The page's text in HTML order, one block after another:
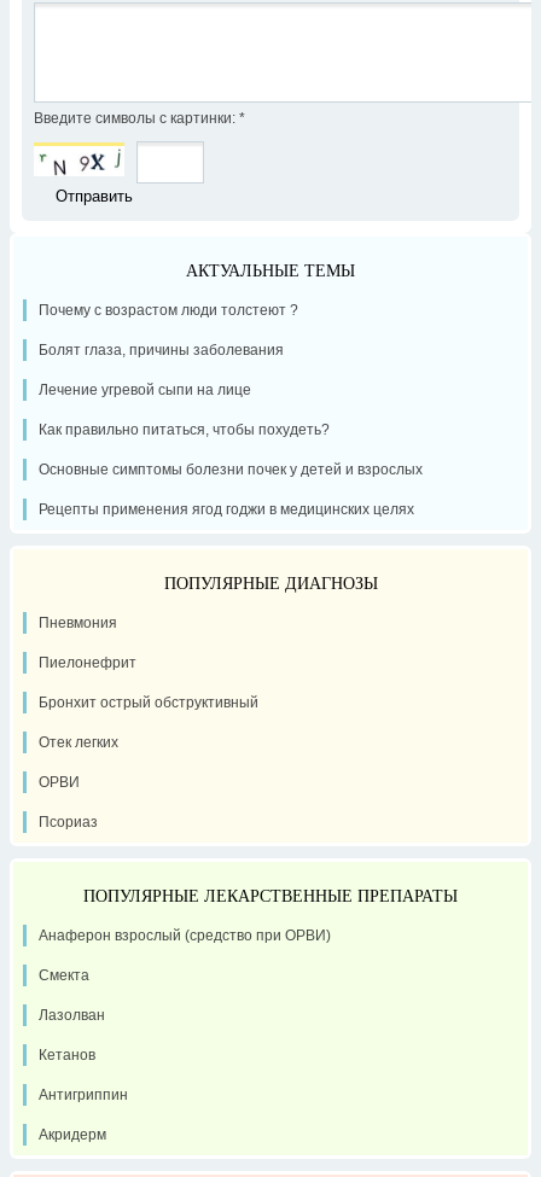
Введите символы с картинки: *
АКТУАЛЬНЫЕ ТЕМЫ
Почему с возрастом люди толстеют ?
Болят глаза, причины заболевания
Лечение угревой сыпи на лице
Как правильно питаться, чтобы похудеть?
Основные симптомы болезни почек у детей и взрослых
Рецепты применения ягод годжи в медицинских целях
ПОПУЛЯРНЫЕ ДИАГНОЗЫ
Пневмония
Пиелонефрит
Бронхит острый обструктивный
Отек легких
ОРВИ
Псориаз
ПОПУЛЯРНЫЕ ЛЕКАРСТВЕННЫЕ ПРЕПАРАТЫ
Анаферон взрослый (средство при ОРВИ)
Смекта
Лазолван
Кетанов
Антигриппин
Акридерм